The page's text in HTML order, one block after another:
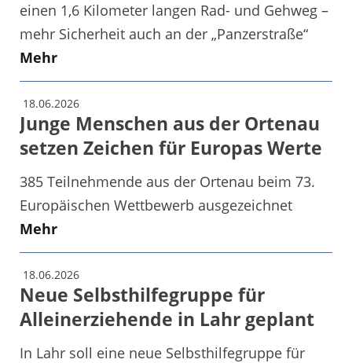
einen 1,6 Kilometer langen Rad- und Gehweg –
mehr Sicherheit auch an der „Panzerstraße“
Mehr
18.06.2026
Junge Menschen aus der Ortenau
setzen Zeichen für Europas Werte
385 Teilnehmende aus der Ortenau beim 73.
Europäischen Wettbewerb ausgezeichnet
Mehr
18.06.2026
Neue Selbsthilfegruppe für
Alleinerziehende in Lahr geplant
In Lahr soll eine neue Selbsthilfegruppe für